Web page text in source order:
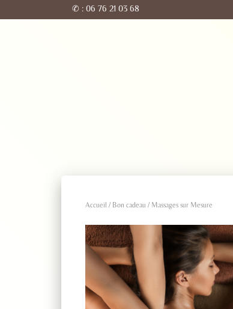
✆ : 06 76 21 03 68
Accueil / Bon cadeau / Massages sur Mesure